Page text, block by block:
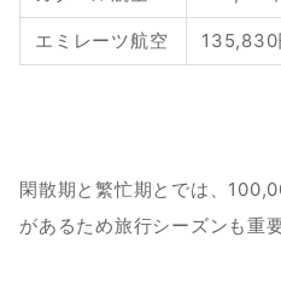
エミレーツ航空 135,830
閑散期と繁忙期とでは、
があるため旅行シーズンも重